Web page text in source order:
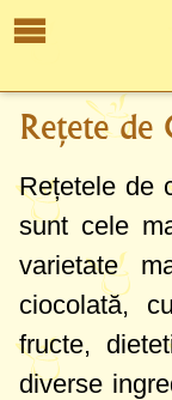
Rețete de
Rețetele de
sunt cele
varietate
ciocolată,
fructe,
diverse